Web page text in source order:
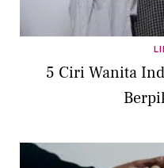
5 Ciri Wanita